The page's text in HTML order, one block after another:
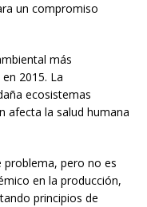
un compromiso
más
2015. La
ecosistemas
afecta la salud humana
problema, pero no es
en la producción,
principios de